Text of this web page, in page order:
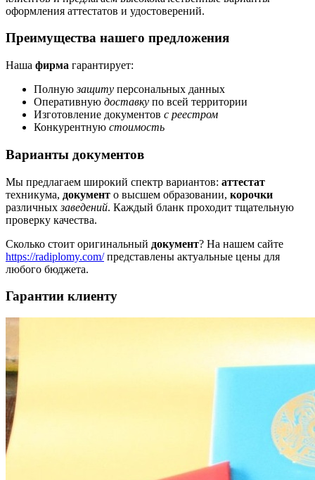
оформления аттестатов и удостоверений.
Преимущества нашего предложения
Наша фирма гарантирует:
Полнуюзащиту персональных данных
Оперативную доставку по всей территории
Изготовление документов с реестром
Конкурентную стоимость
Варианты документов
Мы предлагаем широкий спектр вариантов: аттестат
техникума, документ о высшем образовании, корочки
различныхзаведений. Каждый бланк проходит тщательную
проверку качества.
Сколько стоит оригинальный документ? На нашем сайте
https://radiplomy.com/представлены актуальные цены для
любого бюджета.
Гарантии клиенту